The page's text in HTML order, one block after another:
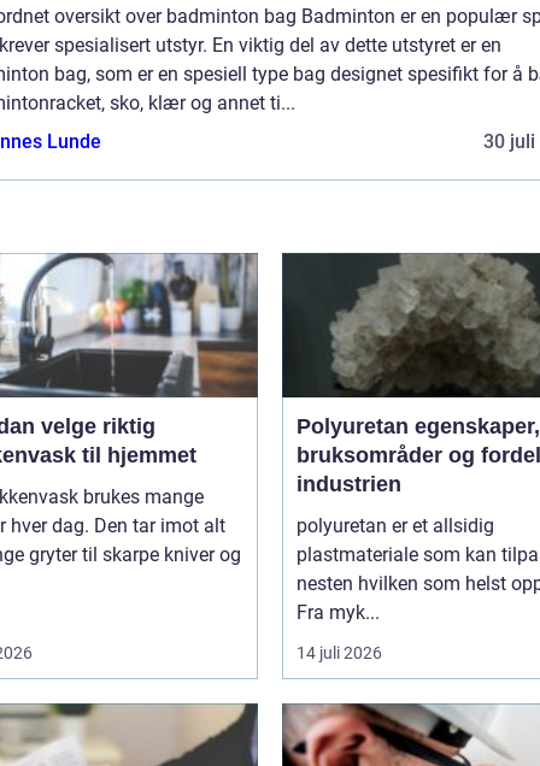
oversikt over badminton bag Badminton er en populær
spesialisert utstyr. En viktig del av dette utstyret er en
bag, som er en spesiell type bag designet spesifikt for å
sko, klær og annet ti...
Lunde
30 juli
velge riktig
til hjemmet
brukes mange
hver dag. Den tar imot alt
gryter til skarpe kniver og
Polyuretan egenskaper,
bruksområder og
industrien
polyuretan er et allsidig
plastmateriale som kan
nesten hvilken som helst
Fra myk...
14 juli 2026